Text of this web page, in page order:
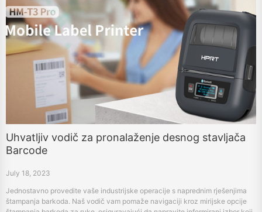
Uhvatljiv vodič za pronalaženje desnog stavljača
Barcode
July 18, 2023
Jednostavno provedite vaše industrijske operacije s naprednim rješenjima
štampanja barkoda. Naš vodič vam pomaže navigaciji kroz mirijske opcije